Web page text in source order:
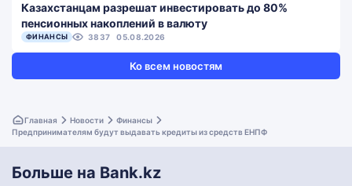
Казахстанцам разрешат инвестировать до 80%
пенсионных накоплений в валюту
ФИНАНСЫ 3837 05.08.2026
Ко всем новостям
Главная Новости
Финансы
Предпринимателям будут выдавать кредиты из средств ЕНПФ
Больше на Bank.kz